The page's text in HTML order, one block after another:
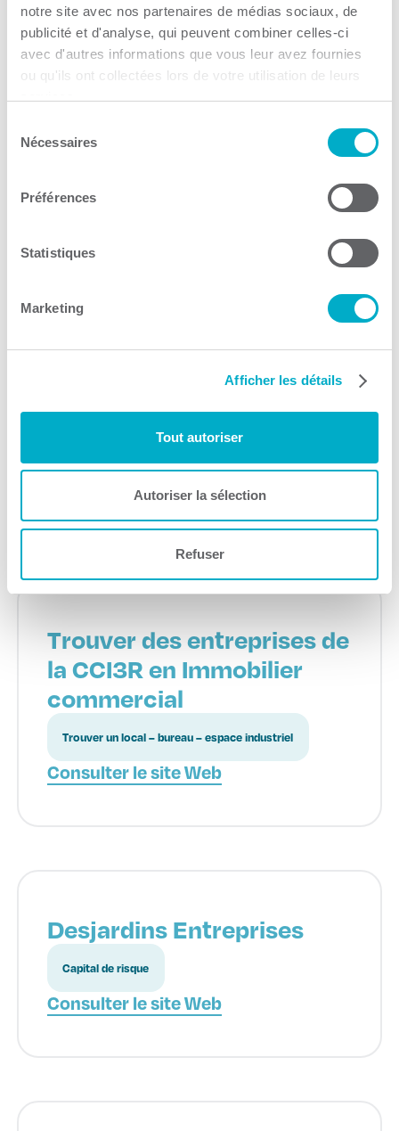
notre site avec nos partenaires de médias sociaux, de
publicité et d'analyse, qui peuvent combiner celles-ci
avec d'autres informations que vous leur avez fournies
ou qu'ils ont collectées lors de votre utilisation de leurs
Nécessaires
Préférences
Statistiques
Marketing
Afficher les détails
Tout autoriser
Autoriser la sélection
Refuser
Trouver des entreprises de
la CCI3R – Arpenteur
CAE Laprade Trois-
Rivières
Trouver des entreprises de
la CCI3R en Immobilier
commercial
Trouver un local – bureau – espace industriel
Consulter le site Web
Desjardins Entreprises
Capital de risque
Consulter le site Web